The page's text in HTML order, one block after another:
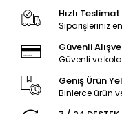
Hızlı Teslimat
Siparişleriniz
Güvenli
Güvenli ve
Geniş Ürün
Binlerce ürün